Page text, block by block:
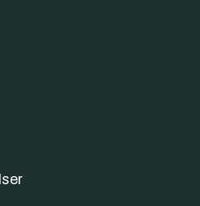
og privat sektor.